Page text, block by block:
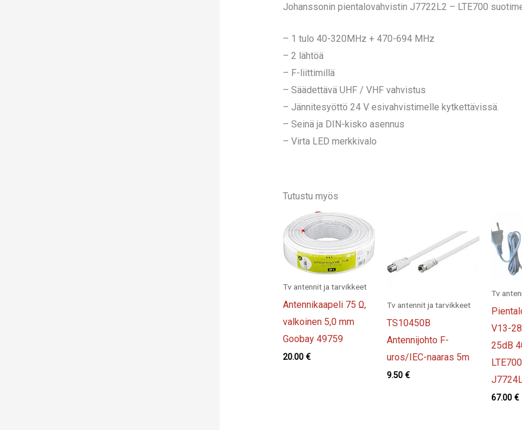
Johanssonin pientalovahvistin J7722L2 – LTE700
– 1 tulo 40-320MHz + 470-694 MHz
– 2 lähtöä
– F-liittimillä
– Säädettävä UHF / VHF vahvistus
– Jännitesyöttö 24 V esivahvistimelle kytkettävissä.
– Seinä ja DIN-kisko asennus
– Virta LED merkkivalo
Tutustu myös
Tv antennit ja tarvikkeet
Antennikaapeli 75 Ω,
valkoinen 5,0 mm
Goobay 49759
20.00 €
Tv antennit ja tarvikkeet
TS10450B
Antennijohto F-
uros/IEC-naaras 5m
9.50€
Tv
V13-
25dB
67.00 €